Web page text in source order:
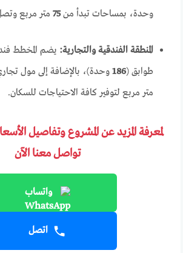
وحدة، بمساحات تبدأ من75 متر مربع
المنطقة الفندقية والتجارية: يضم المخطط
طوابق (186 وحدة)، بالإضافة إلى مول
متر مربع لتوفير كافة الاحتياجات للسكان.
لمعرفة المزيد عن المشروع وتفاصيل
تواصل معنا الآن
واتساب
اتصل